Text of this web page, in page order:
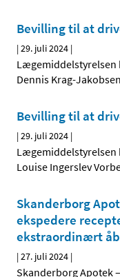
Bevilling til at
|29. juli 2024 |
Lægemiddelstyrelsen
Dennis Krag-
Bevilling til at
|29. juli 2024 |
Lægemiddelstyrelsen
Louise Ingerslev
Skanderborg
ekspedere
ekstraordinært
|27. juli 2024 |
Skanderborg Apotek